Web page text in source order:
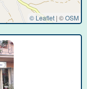
© Leaflet | ©OSM